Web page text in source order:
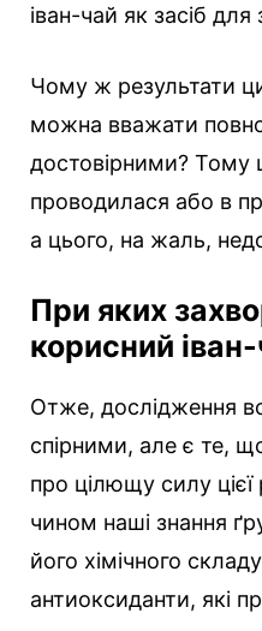
іван-чай як засіб для
Чому ж результати
можна вважати
достовірними? Тому
проводилася або в
а цього, на жаль,
При яких
корисний
Отже, дослідження
спірними, але є те,
про цілющу силу
чином наші знання
його хімічного
антиоксиданти, які